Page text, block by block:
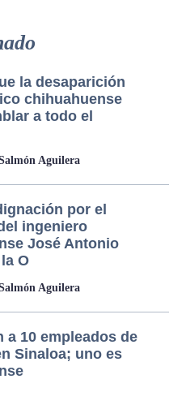
la desaparición
chihuahuense
a todo el
Aguilera
por el
ingeniero
José Antonio
O
Aguilera
a 10 empleados de
Sinaloa; uno es